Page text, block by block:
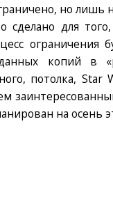
но лишь
сделано для
ограничения
копий в
потолка, Star
на осень